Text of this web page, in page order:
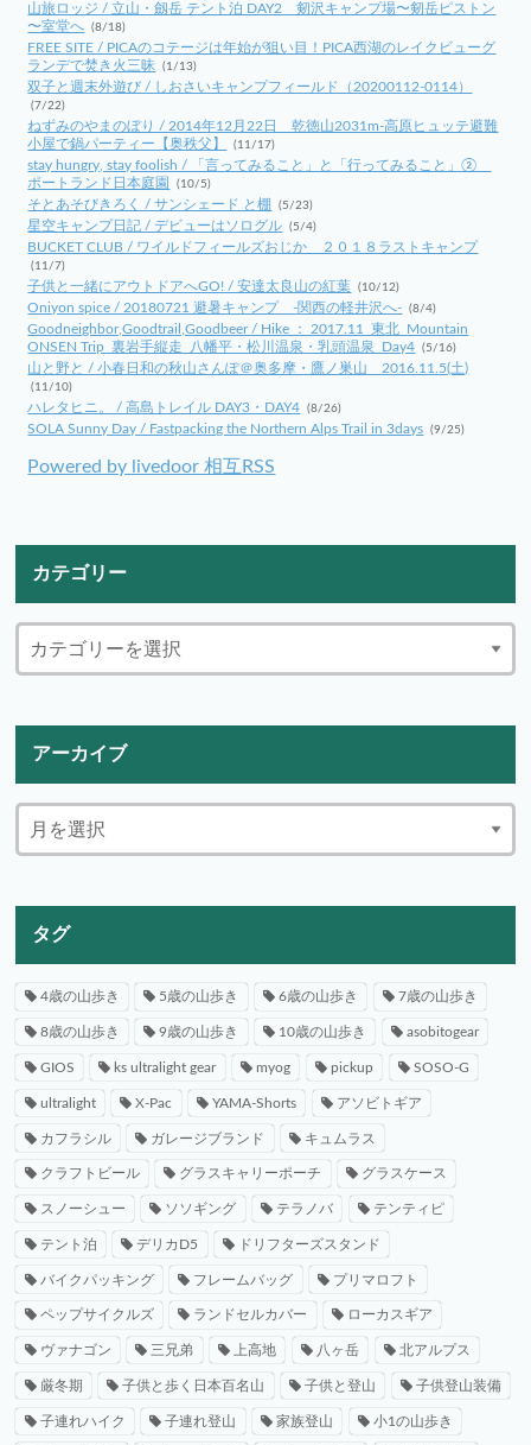
山旅ロッジ / 立山・劔岳 テント泊 DAY2 剱沢キャンプ場〜剱岳ピストン
〜室堂へ (8/18)
FREE SITE / PICAのコテージは年始が狙い目！PICA西湖のレイクビューグ
ランデで焚き火三昧
(1/13)
双子と週末外遊び / しおさいキャンプフィールド（20200112-0114）
(7/22)
ねずみのやまのぼり / 2014年12月22日 乾徳山2031m-高原ヒュッテ避難
小屋で鍋パーティー【奥秩父】
(11/17)
stay hungry, stay foolish / 「言ってみること」と「行ってみること」②
ポートランド日本庭園
(10/5)
そとあそびきろく / サンシェード と棚 (5/23)
星空キャンプ日記 / デビューはソログル (5/4)
BUCKET CLUB / ワイルドフィールズおじか ２０１８ラストキャンプ
(11/7)
子供と一緒にアウトドアへGO! / 安達太良山の紅葉 (10/12)
Oniyon spice / 20180721 避暑キャンプ -関西の軽井沢へ- (8/4)
Goodneighbor,Goodtrail,Goodbeer / Hike ： 2017.11_東北_Mountain
ONSEN Trip_裏岩手縦走_八幡平・松川温泉・乳頭温泉_Day4 (5/16)
山と野と / 小春日和の秋山さんぽ＠奥多摩・鷹ノ巣山 2016.11.5(土)
(11/10)
ハレタヒニ。 / 高島トレイル DAY3・DAY4 (8/26)
SOLA Sunny Day / Fastpacking the Northern Alps Trail in 3days (9/25)
Powered by livedoor 相互RSS
カテゴリー
アーカイブ
タグ
4歳の山歩き 5歳の山歩き 6歳の山歩き 7歳の山歩き
8歳の山歩き 9歳の山歩き 10歳の山歩き asobitogear
GIOS ks ultralight gear myog pickup SOSO-G
ultralight X-Pac YAMA-Shorts アソビトギア
カフラシル ガレージブランド キュムラス
クラフトビール グラスキャリーポーチ グラスケース
スノーシュー ソソギング テラノバ テンティピ
テント泊 デリカD5 ドリフターズスタンド
バイクパッキング フレームバッグ プリマロフト
ペップサイクルズ ランドセルカバー ローカスギア
ヴァナゴン 三兄弟 上高地 八ヶ岳 北アルプス
厳冬期 子供と歩く日本百名山 子供と登山 子供登山装備
子連れハイク 子連れ登山 家族登山 小1の山歩き